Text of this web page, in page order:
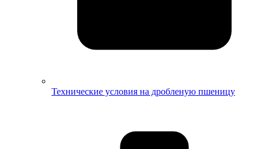
Технические условия на дробленую пшеницу